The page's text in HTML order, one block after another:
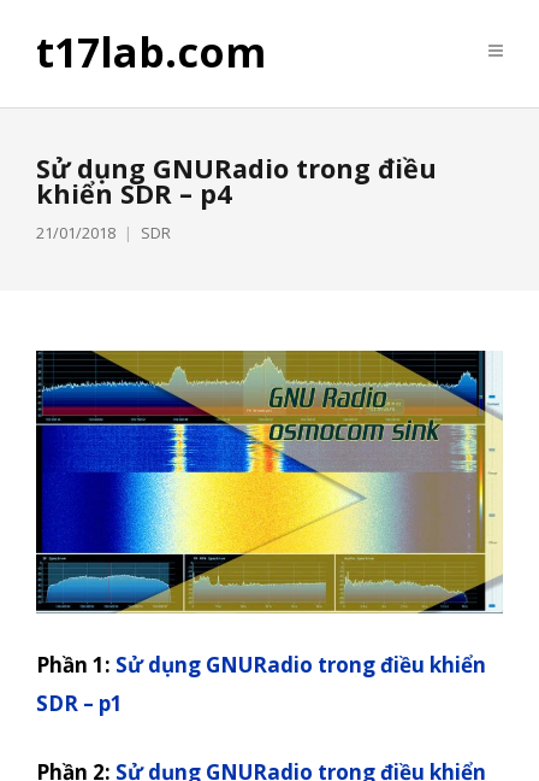
t17lab.com
Sử dụng GNURadio trong điều
khiển SDR – p4
21/01/2018 SDR
Phần 1: Sử dụng GNURadio trong điều khiển
SDR – p1
Phần 2: Sử dụng GNURadio trong điều khiển